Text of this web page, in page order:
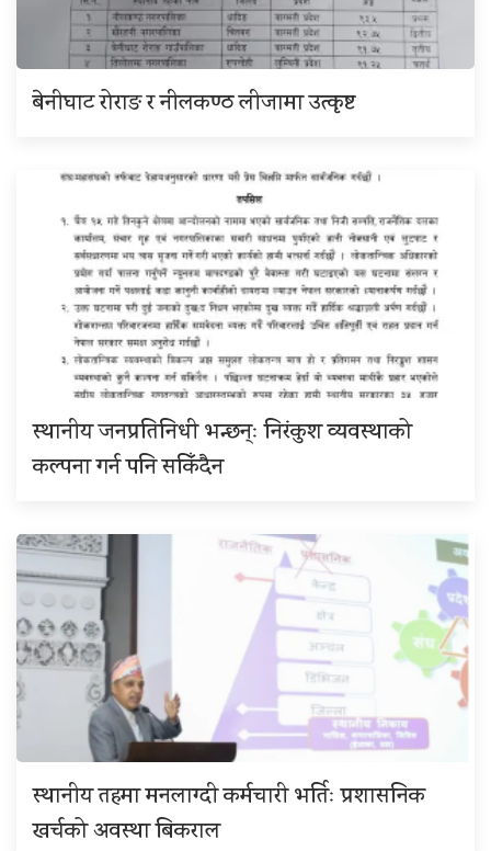
बेनीघाट रोराङ र नीलकण्ठ लीजामा उत्कृष्ट
स्थानीय जनप्रतिनिधी भन्छन्ः निरंकुश व्यवस्थाको
कल्पना गर्न पनि सकिँदैन
स्थानीय तहमा मनलाग्दी कर्मचारी भर्तिः प्रशासनिक
खर्चको अवस्था बिकराल